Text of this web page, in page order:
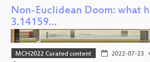
Non-Euclidean Doom: what
3.14159…
MCH2022 Curated content 2022-07-23